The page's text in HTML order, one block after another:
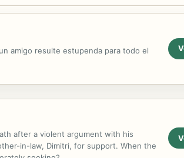
amigo resulte estupenda para todo el
after a violent argument with his
in-law, Dimitri, for support. When the